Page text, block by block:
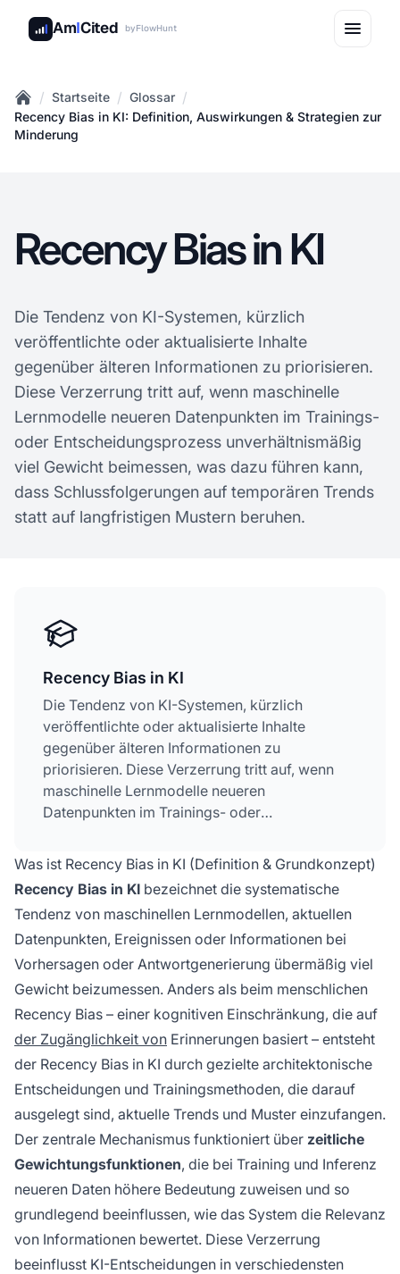
AmICited byFlowHunt
Home
/ Startseite / Glossar /
Recency Bias in KI: Definition, Auswirkungen & Strategien zur
Minderung
Recency Bias in KI
Die Tendenz von KI-Systemen, kürzlich
veröffentlichte oder aktualisierte Inhalte
gegenüber älteren Informationen zu priorisieren.
Diese Verzerrung tritt auf, wenn maschinelle
Lernmodelle neueren Datenpunkten im Trainings-
oder Entscheidungsprozess unverhältnismäßig
viel Gewicht beimessen, was dazu führen kann,
dass Schlussfolgerungen auf temporären Trends
statt auf langfristigen Mustern beruhen.
Recency Bias in KI
Die Tendenz von KI-Systemen, kürzlich
veröffentlichte oder aktualisierte Inhalte
gegenüber älteren Informationen zu
priorisieren. Diese Verzerrung tritt auf, wenn
maschinelle Lernmodelle neueren
Datenpunkten im Trainings- oder
Gewicht beimessen, was dazu führen kann,
dass Schlussfolgerungen auf temporären
Trends statt auf langfristigen Mustern beruhen.
Was ist Recency Bias in KI (Definition & Grundkonzept)
Recency Bias in KI bezeichnet die systematische
Tendenz von maschinellen Lernmodellen, aktuellen
Datenpunkten, Ereignissen oder Informationen bei
Vorhersagen oder Antwortgenerierung übermäßig viel
Gewicht beizumessen. Anders als beim menschlichen
Recency Bias – einer kognitiven Einschränkung, die auf
der Zugänglichkeit von Erinnerungen basiert – entsteht
der Recency Bias in KI durch gezielte architektonische
Entscheidungen und Trainingsmethoden, die darauf
ausgelegt sind, aktuelle Trends und Muster einzufangen.
Der zentrale Mechanismus funktioniert über zeitliche
Gewichtungsfunktionen, die bei Training und Inferenz
neueren Daten höhere Bedeutung zuweisen und so
grundlegend beeinflussen, wie das System die Relevanz
von Informationen bewertet. Diese Verzerrung
beeinflusst KI-Entscheidungen in verschiedensten